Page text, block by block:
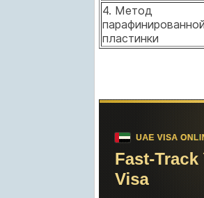
4. Метод
парафинированной
пластинки